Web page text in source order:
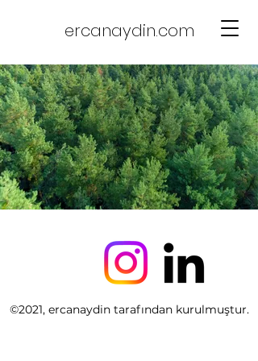
ercanaydin.com
©2021, ercanaydin tarafından kurulmuştur.